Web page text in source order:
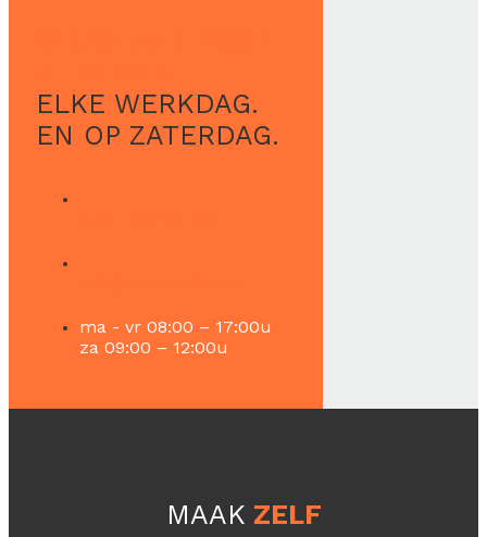
ELKE WERKDAG.
EN OP ZATERDAG.
ma - vr 08:00 – 17:00u
za 09:00 – 12:00u
MAAK ZELF